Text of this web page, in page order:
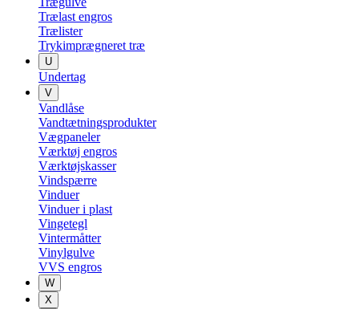
Trælast engros
Trælister
Trykimprægneret træ
U
Undertag
V
Vandlåse
Vandtætningsprodukter
Vægpaneler
Værktøj engros
Værktøjskasser
Vindspærre
Vinduer
Vinduer i plast
Vingetegl
Vintermåtter
Vinylgulve
VVS engros
W
X